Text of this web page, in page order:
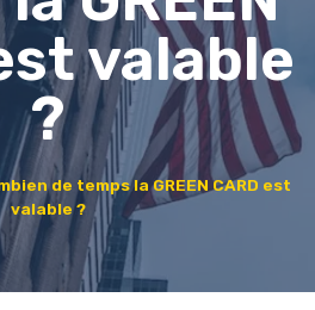
valable
?
de temps la GREEN CARD est
valable ?